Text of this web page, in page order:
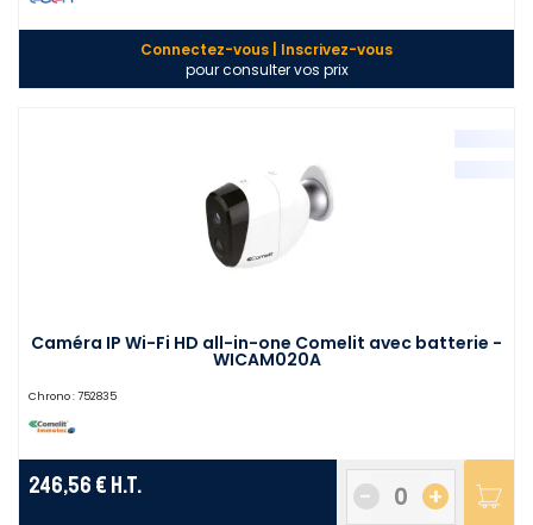
Connectez-vous | Inscrivez-vous
pour consulter vos prix
Caméra IP Wi-Fi HD all-in-one Comelit avec batterie -
WICAM020A
Chrono : 752835
246,56 € H.T. +
-